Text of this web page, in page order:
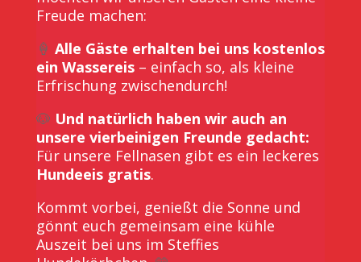
Freude machen:
🍦 Alle Gäste erhalten bei uns kostenlos
ein Wassereis– einfach so, als kleine
Erfrischung zwischendurch!
🐶 Und natürlich haben wir auch an
unsere vierbeinigen Freunde gedacht:
Für unsere Fellnasen gibt es ein leckeres
Hundeeis gratis.
Kommt vorbei, genießt die Sonne und
gönnt euch gemeinsam eine kühle
Auszeit bei uns im Steffies